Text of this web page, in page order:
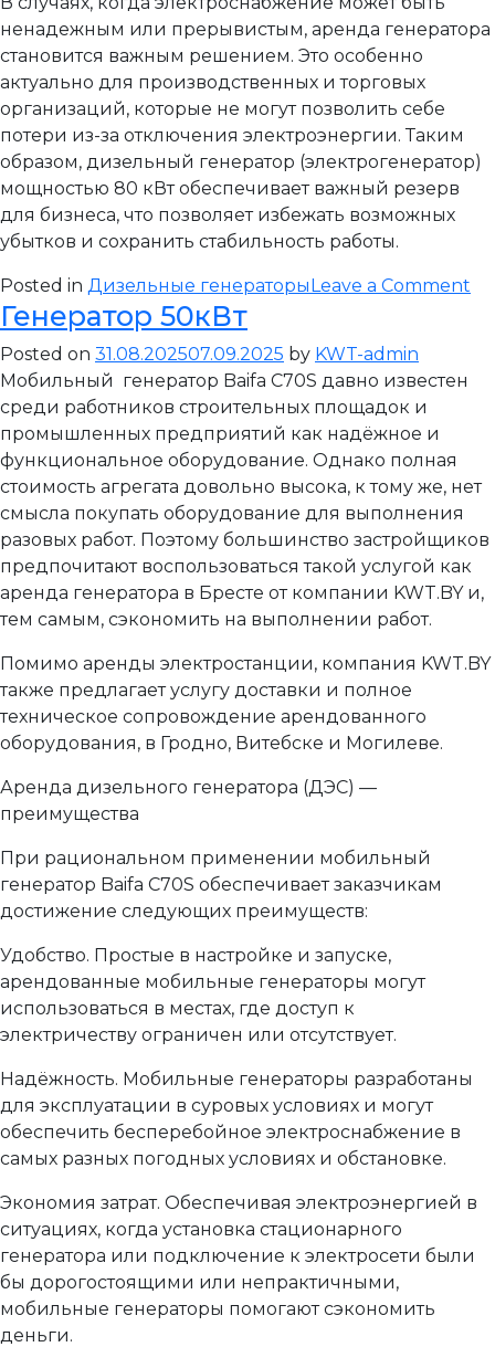
ненадежным или прерывистым, аренда генератора
становится важным решением. Это особенно
актуально для производственных и торговых
организаций, которые не могут позволить себе
потери из-за отключения электроэнергии. Таким
образом, дизельный генератор (электрогенератор)
мощностью 80 кВт обеспечивает важный резерв
для бизнеса, что позволяет избежать возможных
убытков и сохранить стабильность работы.
Posted in Дизельные генераторыLeave a Comment
Генератор 50кВт
Posted on 31.08.202507.09.2025 by KWT-admin
Мобильный генератор Baifa C70S давно известен
среди работников строительных площадок и
промышленных предприятий как надёжное и
функциональное оборудование. Однако полная
стоимость агрегата довольно высока, к тому же, нет
смысла покупать оборудование для выполнения
разовых работ. Поэтому большинство застройщиков
предпочитают воспользоваться такой услугой как
аренда генератора в Бресте от компании KWT.BY и,
тем самым, сэкономить на выполнении работ.
Помимо аренды электростанции, компания KWT.BY
также предлагает услугу доставки и полное
техническое сопровождение арендованного
оборудования, в Гродно, Витебске и Могилеве.
Аренда дизельного генератора (ДЭС) —
преимущества
При рациональном применении мобильный
генератор Baifa C70S обеспечивает заказчикам
достижение следующих преимуществ:
Удобство. Простые в настройке и запуске,
арендованные мобильные генераторы могут
использоваться в местах, где доступ к
электричеству ограничен или отсутствует.
Надёжность. Мобильные генераторы разработаны
для эксплуатации в суровых условиях и могут
обеспечить бесперебойное электроснабжение в
самых разных погодных условиях и обстановке.
Экономия затрат. Обеспечивая электроэнергией в
ситуациях, когда установка стационарного
генератора или подключение к электросети были
бы дорогостоящими или непрактичными,
мобильные генераторы помогают сэкономить
деньги.